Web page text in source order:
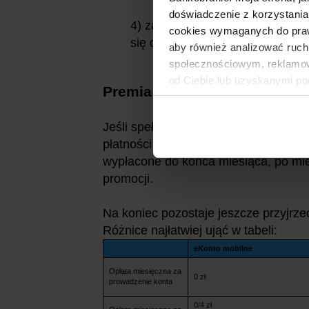
doświadczenie z
cookies wymaganych do
aby również analizować
społecznościowym,
od Ciebie lub uzyskanymi
4) zapewnienia w danym
się do aplikacji mobilnej"
Premia dodatkowa
Jeśli spełnisz wszystkie powyższe
płatności kartą, wówczas czeka Cię
wypłacone do końca miesiąca, po
promocji.
Na koniec pozostaje jeszcze
Różnice najłatwiej ująć w tabeli:
eKonto mobilne
Opłata miesięczna za
prowadzenie konta
0 zł
0/4 zł